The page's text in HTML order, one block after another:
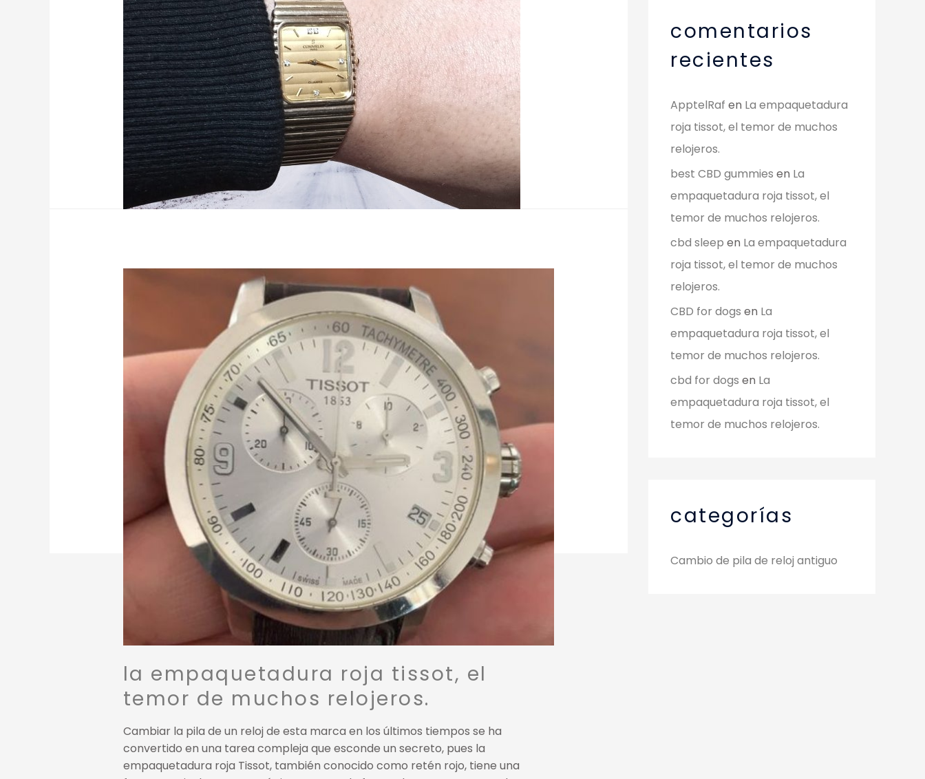
Hoy en día la mayoría de relojes de pulsera son de cuarzo, es decir, usan pilas.
Sin embargo no siempre fue así, si nos remontamos a la época de 1920, cuando
«Bell Telephony Company» fabricó el primer reloj de cuarzo en los estados
Unidos de Norteamérica, en esa época por supuesto que aún no se …
la empaquetadura roja tissot, el
temor de muchos relojeros.
Cambiar la pila de un reloj de esta marca en los últimos tiempos se ha
convertido en una tarea compleja que esconde un secreto, pues la
empaquetadura roja Tissot, también conocido como retén rojo, tiene una
comentarios
recientes
ApptelRaf en La empaquetadura
roja tissot, el temor de muchos
relojeros.
best CBD gummies en La
empaquetadura roja tissot, el
temor de muchos relojeros.
cbd sleep en La empaquetadura
roja tissot, el temor de muchos
relojeros.
CBD for dogs en La
empaquetadura roja tissot, el
temor de muchos relojeros.
cbd for dogs en La
empaquetadura roja tissot, el
temor de muchos relojeros.
categorías
Cambio de pila de reloj antiguo